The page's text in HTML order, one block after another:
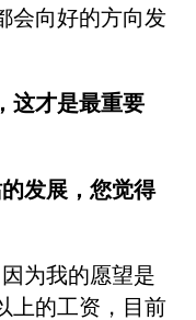
会向好的方向发
这才是最重要
发展，您觉得
为我的愿望是
上的工资，目前